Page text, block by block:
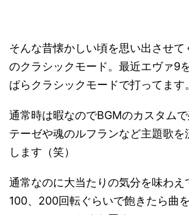
そんな昔懐かしい頃を思い出させて
のクラシックモード。最近エヴァ9
ぱらクラシックモードで打ってます。
通常時は暇なのでBGMのカスタム
テーゼや魂のルフランなど主題歌を
します（笑）
通常なのに大当たりの気分を味わえ
100、200回転ぐらいで飽きたら曲